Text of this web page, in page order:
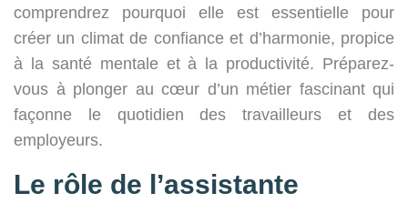
comprendrez pourquoi elle est essentielle pour
créer un climat de confiance et d’harmonie, propice
à la santé mentale et à la productivité. Préparez-
vous à plonger au cœur d’un métier fascinant qui
façonne le quotidien des travailleurs et des
employeurs.
Le rôle de l’assistante